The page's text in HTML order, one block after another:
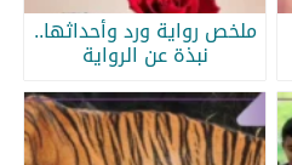
ملخص رواية ورد وأحداثها..
نبذة عن الرواية